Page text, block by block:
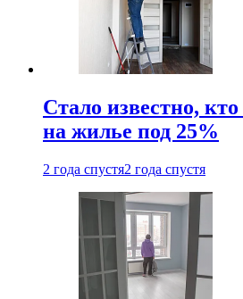
Стало известно,
на жилье под 25%
2 года спустя2 года спустя